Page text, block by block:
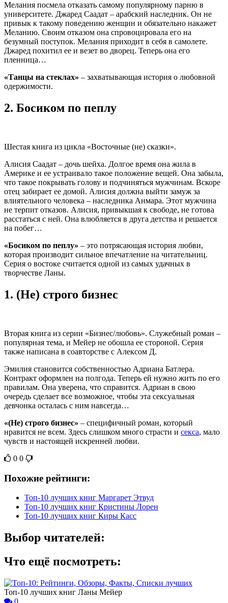
Мелания посмела отказать самому популярному парню в
университете. Джаред Саадат – арабский наследник. Он не
привык к такому поведению женщин и обязательно накажет
Меланию. Своим отказом она спровоцировала его на
безумный поступок. Мелания приходит в себя в самолете.
Джаред похитил ее и везет во дворец. Теперь она его
пленница…
«Танцы на стеклах» – захватывающая история о любовной
одержимости.
2. Босиком по пеплу
Шестая книга из цикла «Восточные (не) сказки».
Алисия Саадат – дочь шейха. Долгое время она жила в
Америке и ее устраивало такое положение вещей. Она забыла,
что такое покрывать голову и подчиняться мужчинам. Вскоре
отец забирает ее домой. Алисия должна выйти замуж за
влиятельного человека – наследника Анмара. Этот мужчина
не терпит отказов. Алисия, привыкшая к свободе, не готова
расстаться с ней. Она влюбляется в друга детства и решается
на побег…
«Босиком по пеплу» – это потрясающая история любви,
которая производит сильное впечатление на читательниц.
Серия о востоке считается одной из самых удачных в
творчестве Ланы.
1. (Не) строго бизнес
Вторая книга из серии «Бизнес/любовь». Служебный роман –
популярная тема, и Мейер не обошла ее стороной. Серия
также написана в соавторстве с Алексом Д.
Эмилия становится собственностью Адриана Батлера.
Контракт оформлен на полгода. Теперь ей нужно жить по его
правилам. Она уверена, что справится. Адриан в свою
очередь сделает все возможное, чтобы эта сексуальная
девчонка осталась с ним навсегда…
«(Не) строго бизнес» – специфичный роман, который
нравится не всем. Здесь слишком много страсти и секса, мало
чувств и настоящей искренней любви.
0 0
Похожие рейтинги:
Топ-10 лучших книг Маргарет Этвуд
Топ-10 лучших книг Кристины Лорен
Топ-10 лучших книг Киры Касс
Выбор читателей:
Что ещё посмотреть:
Топ-10 лучших книг Ланы Мейер
0